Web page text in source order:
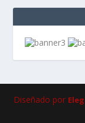
Diseñado por